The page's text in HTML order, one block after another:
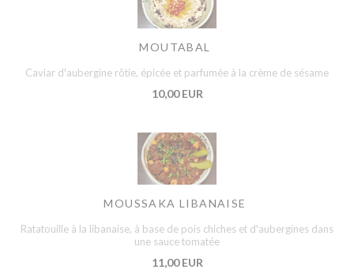
MOUTABAL
Caviar d'aubergine rôtie, épicée et parfumée à la crème de sésame
10,00 EUR
MOUSSAKA LIBANAISE
Ratatouille à la libanaise, à base de pois chiches et d'aubergines dans
une sauce tomatée
11,00 EUR